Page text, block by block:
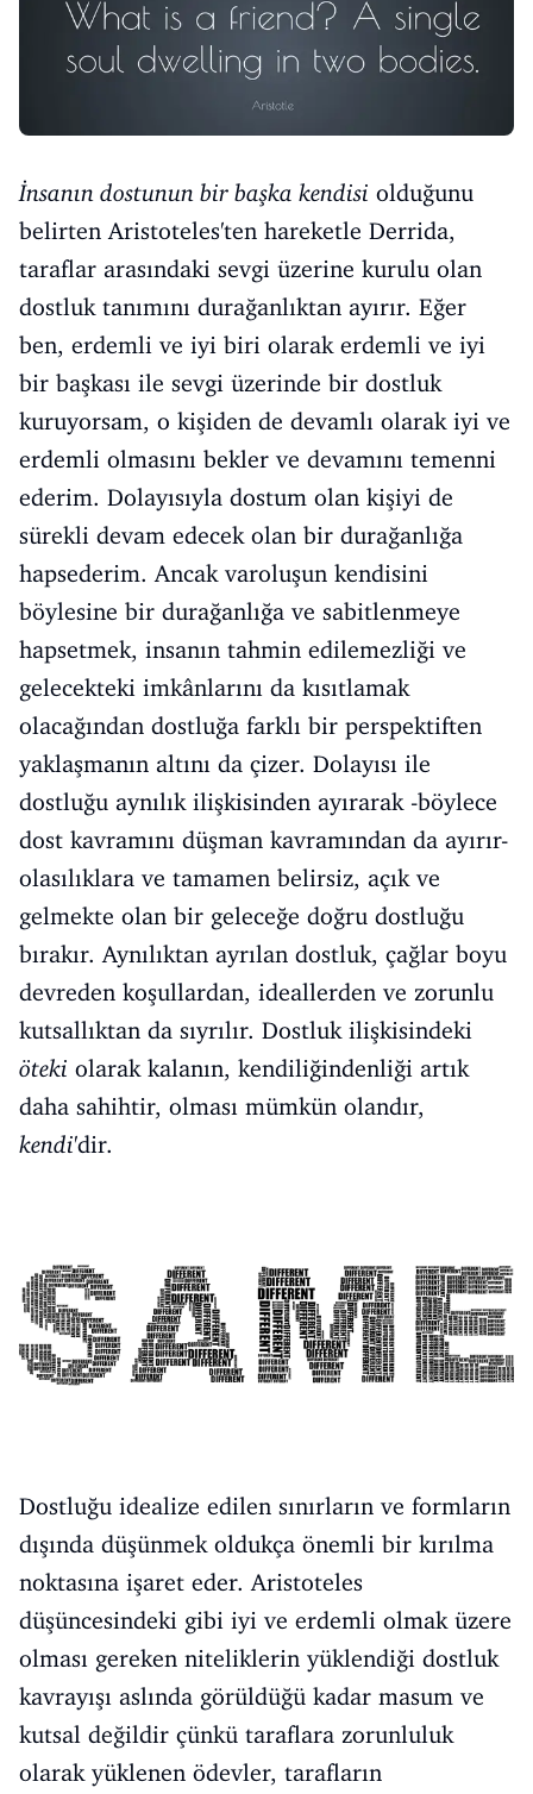
İnsanın dostunun bir başka kendisi olduğunu
belirten Aristoteles'ten hareketle Derrida,
taraflar arasındaki sevgi üzerine kurulu olan
dostluk tanımını durağanlıktan ayırır. Eğer
ben, erdemli ve iyi biri olarak erdemli ve iyi
bir başkası ile sevgi üzerinde bir dostluk
kuruyorsam, o kişiden de devamlı olarak iyi ve
erdemli olmasını bekler ve devamını temenni
ederim. Dolayısıyla dostum olan kişiyi de
sürekli devam edecek olan bir durağanlığa
hapsederim. Ancak varoluşun kendisini
böylesine bir durağanlığa ve sabitlenmeye
hapsetmek, insanın tahmin edilemezliği ve
gelecekteki imkânlarını da kısıtlamak
olacağından dostluğa farklı bir perspektiften
yaklaşmanın altını da çizer. Dolayısı ile
dostluğu aynılık ilişkisinden ayırarak -böylece
dost kavramını düşman kavramından da ayırır-
olasılıklara ve tamamen belirsiz, açık ve
gelmekte olan bir geleceğe doğru dostluğu
bırakır. Aynılıktan ayrılan dostluk, çağlar boyu
devreden koşullardan, ideallerden ve zorunlu
kutsallıktan da sıyrılır. Dostluk ilişkisindeki
öteki olarak kalanın, kendiliğindenliği artık
daha sahihtir, olması mümkün olandır,
kendi'dir.
Dostluğu idealize edilen sınırların ve formların
dışında düşünmek oldukça önemli bir kırılma
noktasına işaret eder. Aristoteles
düşüncesindeki gibi iyi ve erdemli olmak üzere
olması gereken niteliklerin yüklendiği dostluk
kavrayışı aslında görüldüğü kadar masum ve
kutsal değildir çünkü taraflara zorunluluk
olarak yüklenen ödevler, tarafların